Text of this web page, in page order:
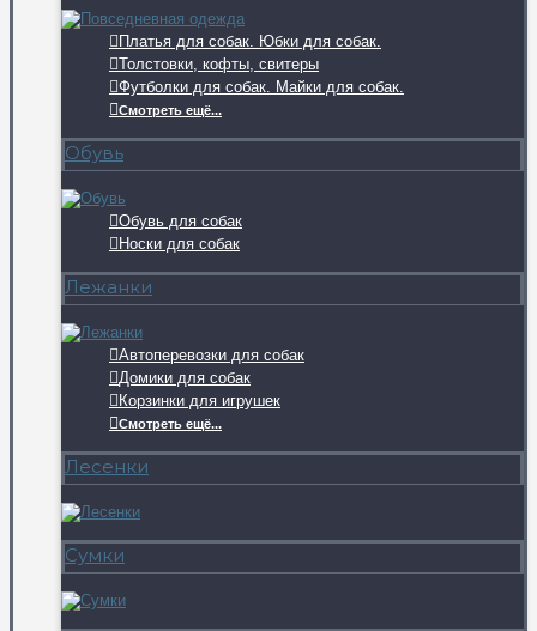
Платья для собак. Юбки для собак.
Толстовки, кофты, свитеры
Футболки для собак. Майки для собак.
Смотреть ещё...
Обувь
Обувь для собак
Носки для собак
Лежанки
Автоперевозки для собак
Домики для собак
Корзинки для игрушек
Смотреть ещё...
Лесенки
Сумки